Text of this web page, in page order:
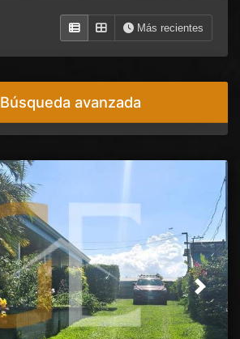
Más recientes
Búsqueda avanzada
Next